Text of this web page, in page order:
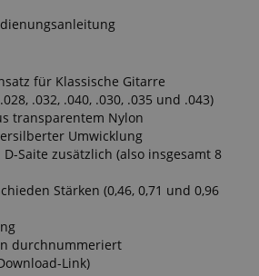
für Klassische Gitarre
.032, .040, .030, .035 und .043)
transparentem Nylon
Umwicklung
D-Saite zusätzlich (also insgesamt 8
Stärken (0,46, 0,71 und 0,96
durchnummeriert
Link)